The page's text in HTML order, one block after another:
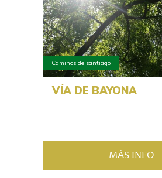
Caminos de santiago
VÍA DE BAYONA
MÁS INFO